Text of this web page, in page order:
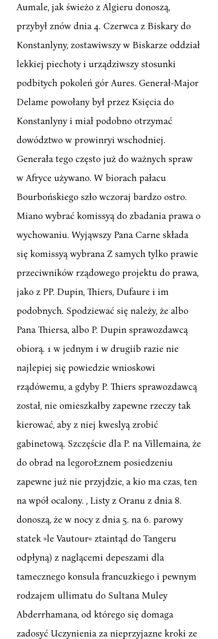
Aumale, jak świeżo z Algieru donoszą,
przybył znów dnia 4. Czerwca z Biskary do
Konstanlyny, zostawiwszy w Biskarze oddział
lekkiej piechoty i urządziwszy stosunki
podbitych pokoleń gór Aures. Generał-Major
Delame powołany był przez Księcia do
Konstanlyny i miał podobno otrzymać
dowództwo w prowinryi wschodniej.
Generała tego często już do ważnych spraw
w Afryce używano. W biorach pałacu
Bourbońskiego szło wczoraj bardzo ostro.
Miano wybrać komissyą do zbadania prawa o
wychowaniu. Wyjąwszy Pana Carne składa
się komissyą wybrana Z samych tylko prawie
przeciwników rządowego projektu do prawa,
jako z PP. Dupin, Thiers, Dufaure i im
podobnych. Spodziewać się należy, że albo
Pana Thiersa, albo P. Dupin sprawozdawcą
obiorą. 1 w jednym i w drugiib razie nie
najlepiej się powiedzie wnioskowi
rządówemu, a gdyby P. Thiers sprawozdawcą
został, nie omieszkałby zapewne rzeczy tak
kierować, aby z niej kweslyą zrobić
gabinetową. Szczęście dla P. na Villemaina, że
do obrad na legoroŁznem posiedzeniu
zapewne już nie przyjdzie, a kio ma czas, ten
na wpół ocalony. , Listy z Oranu z dnia 8.
donoszą, że w nocy z dnia 5. na 6. parowy
statek »le Vautour« ztaintąd do Tangeru
odpłyną) z naglącemi depeszami dla
tamecznego konsula francuzkiego i pewnym
rodzajem ullimatu do Sultana Muley
Abderrhamana, od którego się domaga
zadosyć Uczynienia za nieprzyjazne kroki ze